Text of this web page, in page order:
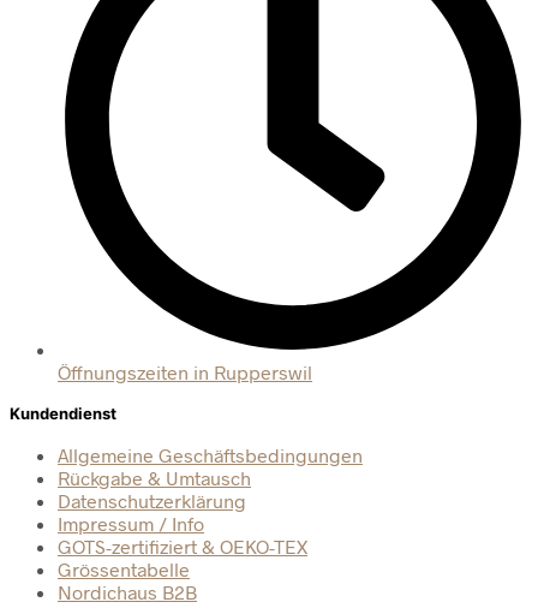
Öffnungszeiten in Rupperswil
Kundendienst
Allgemeine Geschäftsbedingungen
Rückgabe & Umtausch
Datenschutzerklärung
Impressum / Info
GOTS-zertifiziert & OEKO-TEX
Grössentabelle
Nordichaus B2B